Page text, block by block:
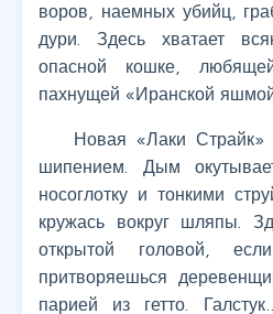
воров, наемных убийц,
дури. Здесь хватает
опасной кошке,
пахнущей «Иранской
Новая «Лаки Страйк»
шипением. Дым
носоглотку и тонкими
кружась вокруг шляпы.
открытой головой,
притворяешься
парией из гетто.